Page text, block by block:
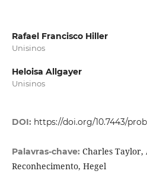
Rafael Francisco Hiller
Unisinos
Heloisa Allgayer
Unisinos
DOI: https://doi.org/10.7443/
Palavras-chave: Charles
Reconhecimento, Hegel